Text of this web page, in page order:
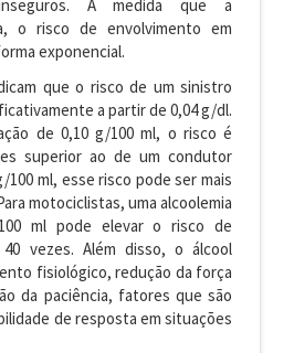
À medida que a
o risco de envolvimento em
exponencial.
que o risco de um sinistro
a partir de 0,04 g/dl.
de 0,10 g/100 ml, o risco é
superior ao de um condutor
100 ml, esse risco pode ser mais
motociclistas, uma alcoolemia
ml pode elevar o risco de
vezes. Além disso, o álcool
fisiológico, redução da força
da paciência, fatores que são
de resposta em situações